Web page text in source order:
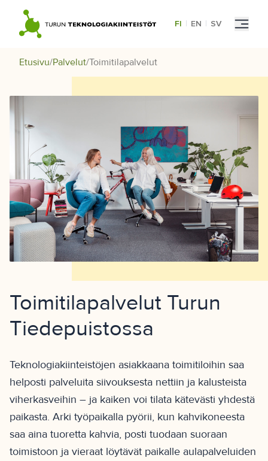
content
FI | EN | SV
Etusivu/Palvelut/Toimitilapalvelut
Toimitila­palvelut Turun
Tiedepuistossa
Teknologiakiinteistöjen asiakkaana toimitiloihin saa
helposti palveluita siivouksesta nettiin ja kalusteista
viherkasveihin – ja kaiken voi tilata kätevästi yhdestä
paikasta. Arki työpaikalla pyörii, kun kahvikoneesta
saa aina tuoretta kahvia, posti tuodaan suoraan
toimistoon ja vieraat löytävät paikalle aulapalveluiden